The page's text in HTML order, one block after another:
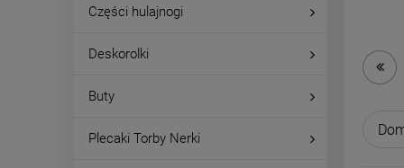
Części hulajnogi
Deskorolki
Buty
Plecaki Torby Nerki